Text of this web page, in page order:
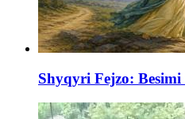
Shyqyri Fejzo: Besimi